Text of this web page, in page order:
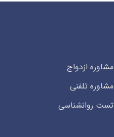
مشاوره ازدواج
مشاوره تلفنی
تست روانشناسی